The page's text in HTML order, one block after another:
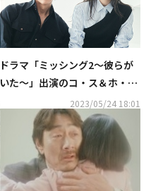
ドラマ「ミッシング2～彼らが
いた～」出演のコ・ス＆ホ・ジ
ュノ、独占インタビューが7月2
0日にKNTVにて初放送
2023/05/24 18:01